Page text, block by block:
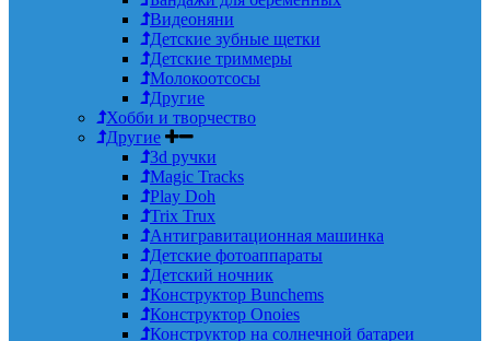
Видеоняни
Детские зубные щетки
Детские триммеры
Молокоотсосы
Другие
Хобби и творчество
Другие
3d ручки
Magic Tracks
Play Doh
Trix Trux
Антигравитационная машинка
Детские фотоаппараты
Детский ночник
Конструктор Bunchems
Конструктор Onoies
Конструктор на солнечной батареи